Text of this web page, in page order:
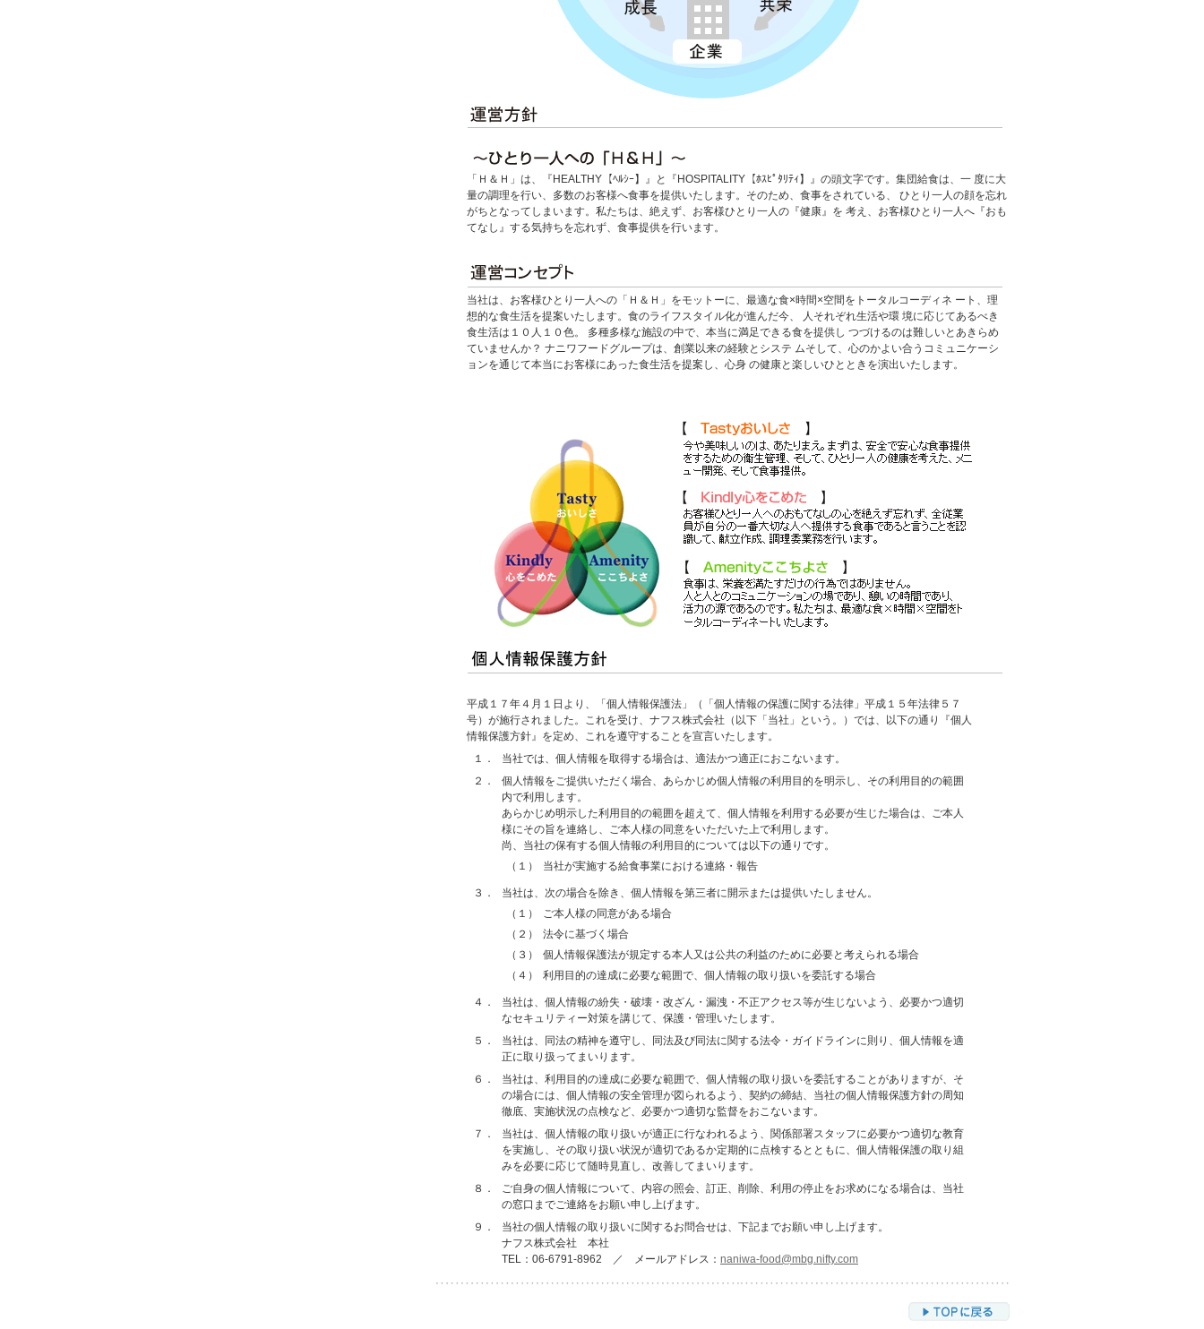
「Ｈ＆Ｈ」は、『HEALTHY【ﾍﾙｼｰ】』と『HOSPITALITY【ﾎｽﾋﾟﾀﾘﾃｨ】』の頭文字です。集団給食は、一 度に大
量の調理を行い、多数のお客様へ食事を提供いたします。そのため、食事をされている、 ひとり一人の顔を忘れ
がちとなってしまいます。私たちは、絶えず、お客様ひとり一人の『健康』を 考え、お客様ひとり一人へ『おも
てなし』する気持ちを忘れず、食事提供を行います。
当社は、お客様ひとり一人への「Ｈ＆Ｈ」をモットーに、最適な食×時間×空間をトータルコーディネ ート、理
想的な食生活を提案いたします。食のライフスタイル化が進んだ今、 人それぞれ生活や環 境に応じてあるべき
食生活は１０人１０色。 多種多様な施設の中で、本当に満足できる食を提供し つづけるのは難しいとあきらめ
ていませんか？ ナニワフードグループは、創業以来の経験とシステ ムそして、心のかよい合うコミュニケーシ
ョンを通じて本当にお客様にあった食生活を提案し、心身 の健康と楽しいひとときを演出いたします。
平成１７年４月１日より、「個人情報保護法」（「個人情報の保護に関する法律」平成１５年法律５７
号）が施行されました。これを受け、ナフス株式会社（以下「当社」という。）では、以下の通り『個人
情報保護方針』を定め、これを遵守することを宣言いたします。
１．
当社では、個人情報を取得する場合は、適法かつ適正におこないます。
２．
個人情報をご提供いただく場合、あらかじめ個人情報の利用目的を明示し、その利用目的の範囲
内で利用します。
あらかじめ明示した利用目的の範囲を超えて、個人情報を利用する必要が生じた場合は、ご本人
様にその旨を連絡し、ご本人様の同意をいただいた上で利用します。
尚、当社の保有する個人情報の利用目的については以下の通りです。
（１）
当社が実施する給食事業における連絡・報告
３．
当社は、次の場合を除き、個人情報を第三者に開示または提供いたしません。
（１）
ご本人様の同意がある場合
（２）
法令に基づく場合
（３）
個人情報保護法が規定する本人又は公共の利益のために必要と考えられる場合
（４）
利用目的の達成に必要な範囲で、個人情報の取り扱いを委託する場合
４．
当社は、個人情報の紛失・破壊・改ざん・漏洩・不正アクセス等が生じないよう、必要かつ適切
なセキュリティー対策を講じて、保護・管理いたします。
５．
当社は、同法の精神を遵守し、同法及び同法に関する法令・ガイドラインに則り、個人情報を適
正に取り扱ってまいります。
６．
当社は、利用目的の達成に必要な範囲で、個人情報の取り扱いを委託することがありますが、そ
の場合には、個人情報の安全管理が図られるよう、契約の締結、当社の個人情報保護方針の周知
徹底、実施状況の点検など、必要かつ適切な監督をおこないます。
７．
当社は、個人情報の取り扱いが適正に行なわれるよう、関係部署スタッフに必要かつ適切な教育
を実施し、その取り扱い状況が適切であるか定期的に点検するとともに、個人情報保護の取り組
みを必要に応じて随時見直し、改善してまいります。
８．
ご自身の個人情報について、内容の照会、訂正、削除、利用の停止をお求めになる場合は、当社
の窓口までご連絡をお願い申し上げます。
９．
当社の個人情報の取り扱いに関するお問合せは、下記までお願い申し上げます。
ナフス株式会社 本社
TEL：06-6791-8962 ／ メールアドレス： naniwa-food@mbg.nifty.com